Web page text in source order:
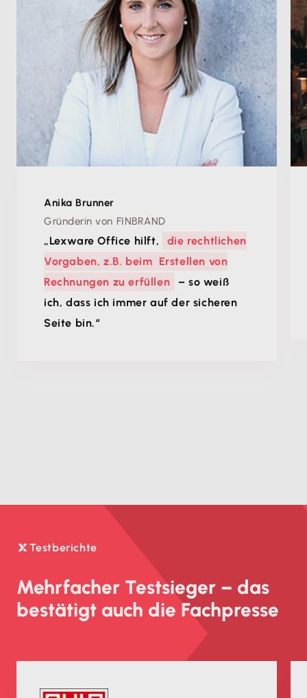
Anika Brunner
Gründerin von FINBRAND
„Lexware Office hilft,
die rechtlichen
Vorgaben, z.B. beim Erstellen von
Rechnungen zu erfüllen
– so weiß
ich, dass ich immer auf der sicheren
Seite bin.“
Testberichte
Mehrfacher Testsieger – das
bestätigt auch die Fachpresse